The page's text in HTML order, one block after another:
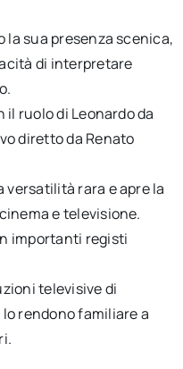
la sua presenza scenica,
di interpretare
il ruolo di Leonardo da
diretto da Renato
versatilità rara e apre la
e televisione.
importanti registi
televisive di
rendono familiare a